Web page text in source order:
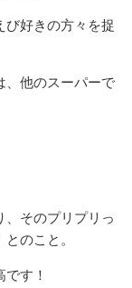
好きの方々を捉
、他のスーパーで
そのプリプリっ
のこと。
す！